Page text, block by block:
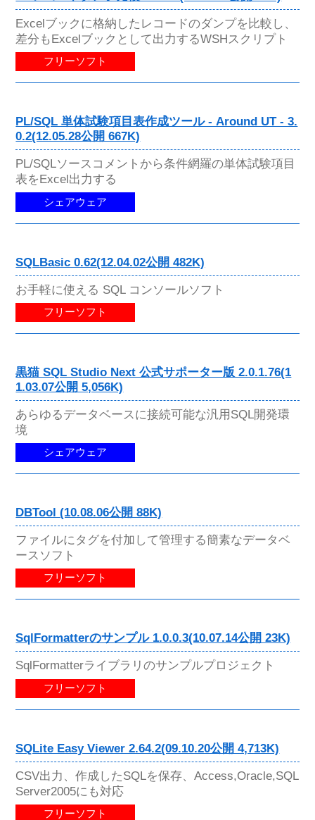
Excelブックに格納したレコードのダンプを比較し、
差分もExcelブックとして出力するWSHスクリプト
フリーソフト
PL/SQL 単体試験項目表作成ツール - Around UT - 3.
0.2(12.05.28公開 667K)
PL/SQLソースコメントから条件網羅の単体試験項目
表をExcel出力する
シェアウェア
SQLBasic 0.62(12.04.02公開 482K)
お手軽に使える SQL コンソールソフト
フリーソフト
黒猫 SQL Studio Next 公式サポーター版 2.0.1.76(1
1.03.07公開 5,056K)
あらゆるデータベースに接続可能な汎用SQL開発環
境
シェアウェア
DBTool (10.08.06公開 88K)
ファイルにタグを付加して管理する簡素なデータベ
ースソフト
フリーソフト
SqlFormatterのサンプル 1.0.0.3(10.07.14公開 23K)
SqlFormatterライブラリのサンプルプロジェクト
フリーソフト
SQLite Easy Viewer 2.64.2(09.10.20公開 4,713K)
CSV出力、作成したSQLを保存、Access,Oracle,SQL
Server2005にも対応
フリーソフト